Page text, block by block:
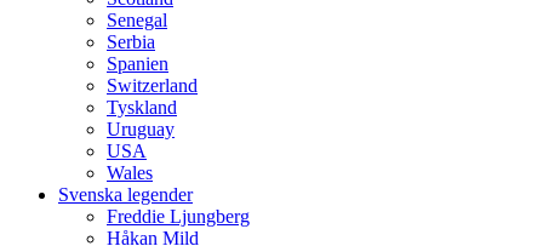
Senegal
Serbia
Spanien
Switzerland
Tyskland
Uruguay
USA
Wales
Svenska legender
Freddie Ljungberg
Håkan Mild